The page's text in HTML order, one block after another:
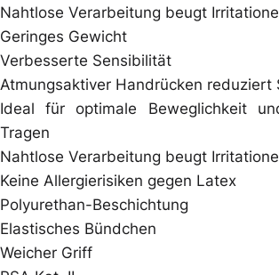
Nahtlose Verarbeitung beugt
Geringes Gewicht
Verbesserte Sensibilität
Atmungsaktiver Handrücken reduziert
Ideal für optimale Beweglichkeit
Tragen
Nahtlose Verarbeitung beugt
Keine Allergierisiken gegen Latex
Polyurethan-Beschichtung
Elastisches Bündchen
Weicher Griff